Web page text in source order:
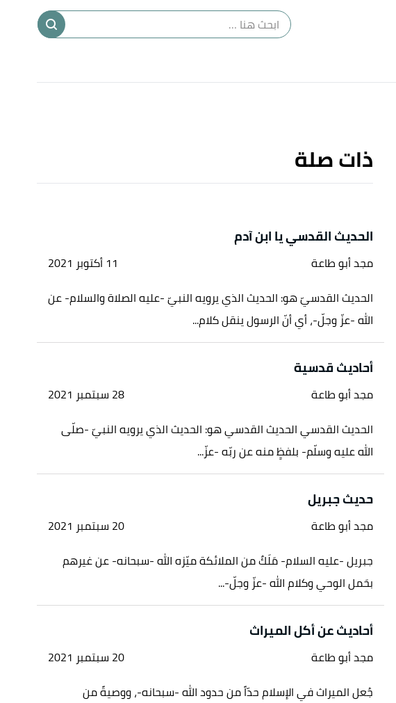
ذات صلة
الحديث القدسي يا ابن آدم
مجد أبو طاعة
11 أكتوبر 2021
الحديث القدسيّ هو: الحديث الذي يرويه النبيّ -عليه الصلاة والسلام- عن
الله -عزّ وجلّ-، أي أنّ الرسول ينقل كلام...
أحاديث قدسية
مجد أبو طاعة
28 سبتمبر 2021
الحديث القدسي الحديث القدسي هو: الحديث الذي يرويه النبيّ -صلّى
الله عليه وسلّم- بلفظٍ منه عن ربّه -عزّ...
حديث جبريل
مجد أبو طاعة
20 سبتمبر 2021
جبريل -عليه السلام- مَلَكٌ من الملائكة ميّزه الله -سبحانه- عن غيرهم
بحَمل الوحي وكلام الله -عزّ وجلّ-...
أحاديث عن أكل الميراث
مجد أبو طاعة
20 سبتمبر 2021
جُعل الميراث في الإسلام حدّاً من حدود الله -سبحانه-، ووصيةً من